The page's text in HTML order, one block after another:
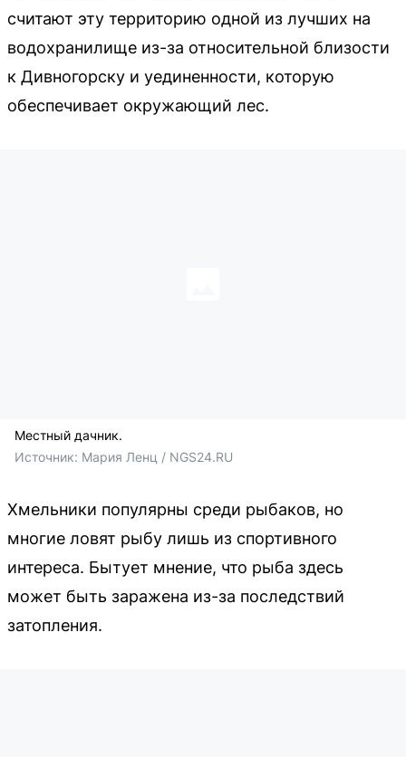
считают эту территорию одной из лучших на
водохранилище из-за относительной близости
к Дивногорску и уединенности, которую
обеспечивает окружающий лес.
Местный дачник.
Источник: Мария Ленц / NGS24.RU
Хмельники популярны среди рыбаков, но
многие ловят рыбу лишь из спортивного
интереса. Бытует мнение, что рыба здесь
может быть заражена из-за последствий
затопления.